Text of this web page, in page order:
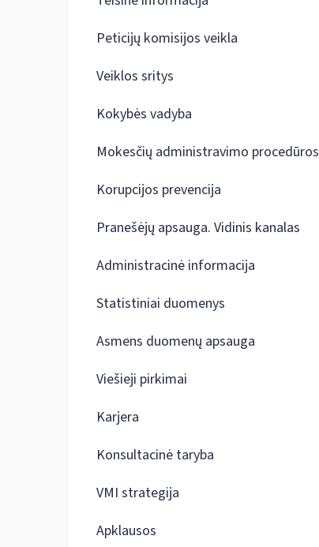
Peticijų komisijos veikla
Veiklos sritys
Kokybės vadyba
Mokesčių administravimo procedūros
Korupcijos prevencija
Pranešėjų apsauga. Vidinis kanalas
Administracinė informacija
Statistiniai duomenys
Asmens duomenų apsauga
Viešieji pirkimai
Karjera
Konsultacinė taryba
VMI strategija
Apklausos